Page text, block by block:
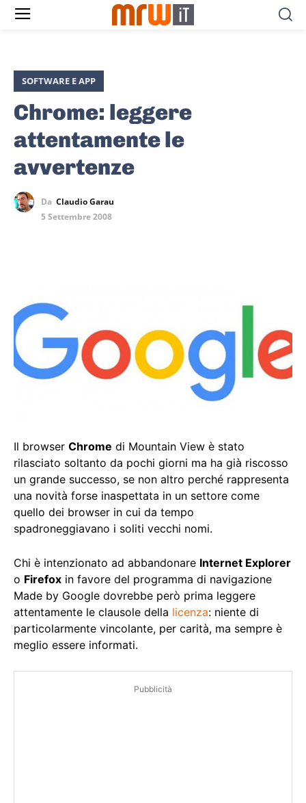
SOFTWARE E APP
Chrome: leggere
attentamente le
avvertenze
Da Claudio Garau
5 Settembre 2008
Il browser Chrome di Mountain View è stato
rilasciato soltanto da pochi giorni ma ha già riscosso
un grande successo, se non altro perché rappresenta
una novità forse inaspettata in un settore come
quello dei browser in cui da tempo
spadroneggiavano i soliti vecchi nomi.
Chi è intenzionato ad abbandonare Internet Explorer
o Firefox in favore del programma di navigazione
Made by Google dovrebbe però prima leggere
attentamente le clausole della licenza: niente di
particolarmente vincolante, per carità, ma sempre è
meglio essere informati.
Pubblicità